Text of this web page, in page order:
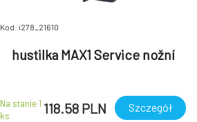
Kod: i278_21610
hustilka MAX1 Service nožní
Na stanie 1
ks
118.58 PLN Szczegół